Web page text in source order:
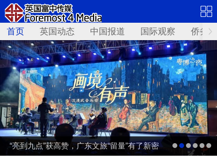
首页 英国动态 中国报道 国际观察 侨务
“亮到九点”获高赞，广东文旅“留量”有了新密